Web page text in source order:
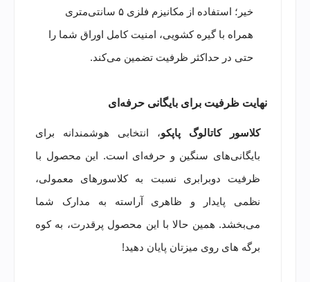
خیر؛ استفاده از مکانیزم فلزی ۵ سانتی‌متری
همراه با گیره کشویی، امنیت کامل اوراق شما را
حتی در حداکثر ظرفیت تضمین می‌کند.
نهایت ظرفیت برای بایگانی حرفه‌ای
کلاسور کاتالوگ پاپکو، انتخابی هوشمندانه برای
بایگانی‌های سنگین و حرفه‌ای است. این محصول با
ظرفیت دوبرابری نسبت به کلاسورهای معمولی،
نظمی پایدار و ظاهری آراسته به مدارک شما
می‌بخشد. همین حالا با این محصول پرقدرت، به کوه
برگه های روی میزتان پایان دهید!